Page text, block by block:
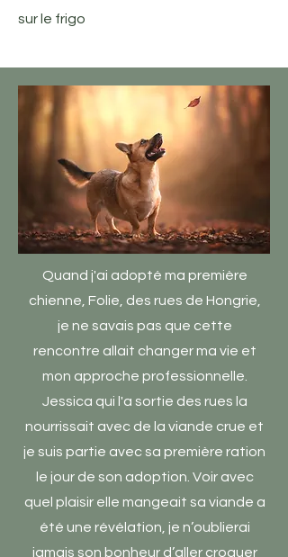
sur le frigo
Quand j'ai adopté ma première
chienne, Folie, des rues de Hongrie,
je ne savais pas que cette
rencontre allait changer ma vie et
mon approche professionnelle.
Jessica qui l'a sortie des rues la
nourrissait avec de la viande crue et
je suis partie avec sa première ration
le jour de son adoption. Voir avec
quel plaisir elle mangeait sa viande a
été une révélation, je n’oublierai
jamais son bonheur d’aller croquer